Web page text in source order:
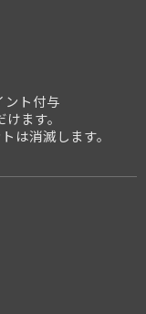
ント付与
ます。
は消滅します。